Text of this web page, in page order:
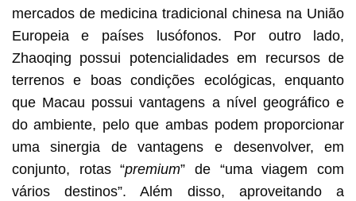
mercados de medicina tradicional chinesa na União
Europeia e países lusófonos. Por outro lado,
Zhaoqing possui potencialidades em recursos de
terrenos e boas condições ecológicas, enquanto
que Macau possui vantagens a nível geográfico e
do ambiente, pelo que ambas podem proporcionar
uma sinergia de vantagens e desenvolver, em
conjunto, rotas “premium” de “uma viagem com
vários destinos”. Além disso, aproveitando a